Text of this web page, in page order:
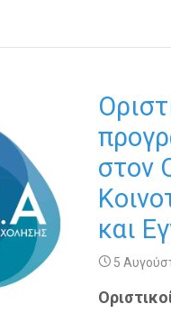
στον
και
5